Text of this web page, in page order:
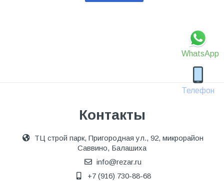
WhatsApp
Телефон
Контакты
ТЦ строй парк, Пригородная ул., 92, микрорайон
Саввино, Балашиха
info@rezar.ru
+7 (916) 730-88-68